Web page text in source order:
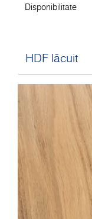
Disponibilitate
HDF lăcuit